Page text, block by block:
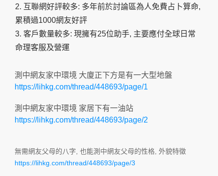
2. 互聯網好評較多: 多年前於討論區為人免費占卜算命,
累積過1000網友好評
3. 客戶數量較多: 現擁有25位助手, 主要應付全球日常
命理客服及營運
測中網友家中環境 大廈正下方是有一大型地盤
https://lihkg.com/thread/448693/page/1
測中網友家中環境 家居下有一油站
https://lihkg.com/thread/448693/page/2
無需網友父母的八字, 也能測中網友父母的性格, 外貌特徵
https://lihkg.com/thread/448693/page/3